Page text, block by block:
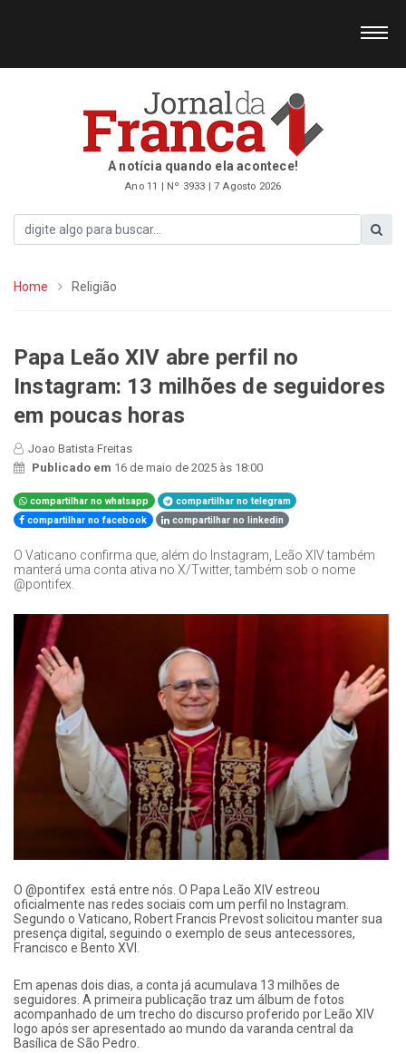
A notícia quando ela acontece!
Ano 11 | Nº 3933 | 7 Agosto 2026
Home Religião
Papa Leão XIV abre perfil no
Instagram: 13 milhões de seguidores
em poucas horas
Joao Batista Freitas
Publicado em 16 de maio de 2025 às 18:00
compartilhar no whatsapp
compartilhar no telegram
compartilhar no facebook
compartilhar no linkedin
O Vaticano confirma que, além do Instagram, Leão XIV também
manterá uma conta ativa no X/Twitter, também sob o nome
@pontifex.
O @pontifex está entre nós. O Papa Leão XIV estreou
oficialmente nas redes sociais com um perfil no Instagram.
Segundo o Vaticano, Robert Francis Prevost solicitou manter sua
presença digital, seguindo o exemplo de seus antecessores,
Francisco e Bento XVI.
Em apenas dois dias, a conta já acumulava 13 milhões de
seguidores. A primeira publicação traz um álbum de fotos
acompanhado de um trecho do discurso proferido por Leão XIV
logo após ser apresentado ao mundo da varanda central da
Basílica de São Pedro.